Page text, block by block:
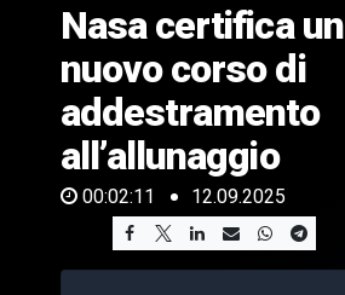
11
seconds
Nasa certifica un
nuovo corso di
addestramento
all’allunaggio
00:02:11 12.09.2025